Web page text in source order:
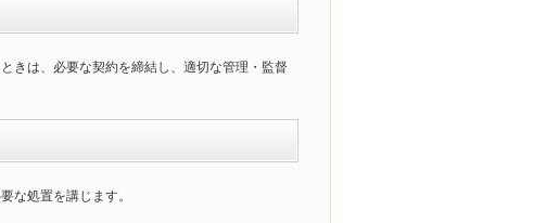
きは、必要な契約を締結し、適切な管理・監督
な処置を講じます。